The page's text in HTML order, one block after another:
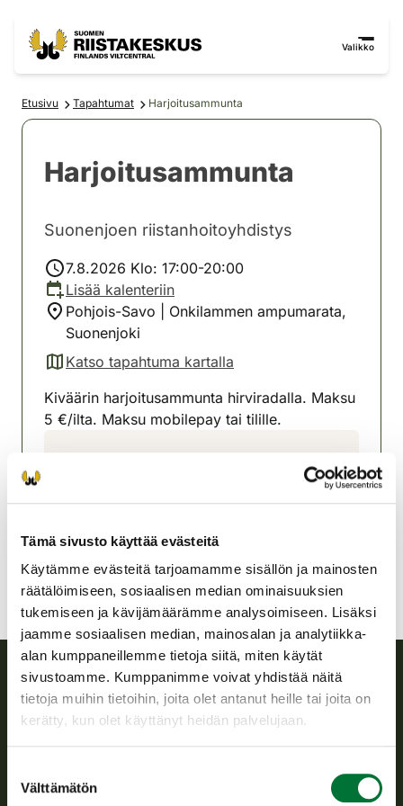
Tämä sivusto käyttää evästeitä
Käytämme evästeitä tarjoamamme sisällön ja mainosten
räätälöimiseen, sosiaalisen median ominaisuuksien
tukemiseen ja kävijämäärämme analysoimiseen. Lisäksi
jaamme sosiaalisen median, mainosalan ja analytiikka-
alan kumppaneillemme tietoja siitä, miten käytät
sivustoamme. Kumppanimme voivat yhdistää näitä
tietoja muihin tietoihin, joita olet antanut heille tai joita on
kerätty, kun olet käyttänyt heidän palvelujaan.
valinta
Välttämätön
Valikko
Etusivu Tapahtumat Harjoitusammunta
Harjoitusammunta
Suonenjoen riistanhoitoyhdistys
7.8.2026 Klo: 17:00-20:00
Lisää kalenteriin
Pohjois-Savo | Onkilammen ampumarata,
Suonenjoki
Katso tapahtuma kartalla
(avautuu uuteen välilehteen)
Kiväärin harjoitusammunta hirviradalla. Maksu
5 €/ilta. Maksu mobilepay tai tilille.
0400413588
Suomen riistakeskus
toimeenpanosta sekä vastaa sille säädetyistä julkisista